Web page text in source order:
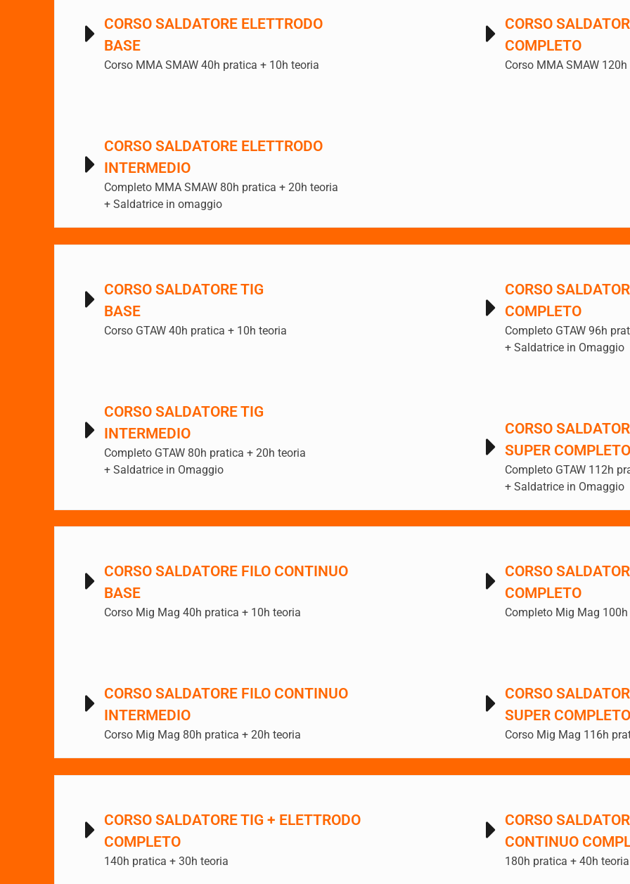
CORSO SALDATORE ELETTRODO
BASE
Corso MMA SMAW 40h pratica + 10h teoria
CORSO SALDATORE ELETTRODO
INTERMEDIO
Completo MMA SMAW 80h pratica + 20h teoria
+ Saldatrice in omaggio
CORSO
COMPLETO
Corso MMA SMAW
CORSO SALDATORE TIG
BASE
Corso GTAW 40h pratica + 10h teoria
CORSO SALDATORE TIG
INTERMEDIO
Completo GTAW 80h pratica + 20h teoria
+ Saldatrice in Omaggio
CORSO
COMPLETO
Completo GTAW 96h
+ Saldatrice in Omaggio
CORSO
SUPER
Completo GTAW 112h
+ Saldatrice in Omaggio
CORSO SALDATORE FILO CONTINUO
BASE
Corso Mig Mag 40h pratica + 10h teoria
CORSO SALDATORE FILO CONTINUO
INTERMEDIO
Corso Mig Mag 80h pratica + 20h teoria
CORSO
COMPLETO
Completo Mig Mag
CORSO
SUPER
Corso Mig Mag 116h
CORSO SALDATORE TIG + ELETTRODO
COMPLETO
140h pratica + 30h teoria
CORSO
CONTINUO
180h pratica + 40h teoria